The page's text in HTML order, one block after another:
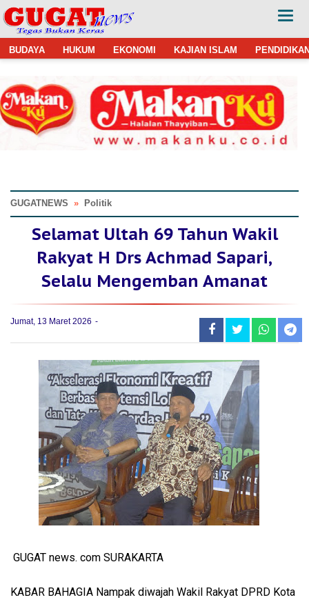
BUDAYA HUKUM EKONOMI KAJIAN ISLAM
GUGATNEWS » Politik
Selamat Ultah 69 Tahun Wakil
Rakyat H Drs Achmad Sapari,
Selalu Mengemban Amanat
Jumat, 13 Maret 2026
GUGAT news. com SURAKARTA
KABAR BAHAGIA Nampak diwajah Wakil Rakyat DPRD Kota